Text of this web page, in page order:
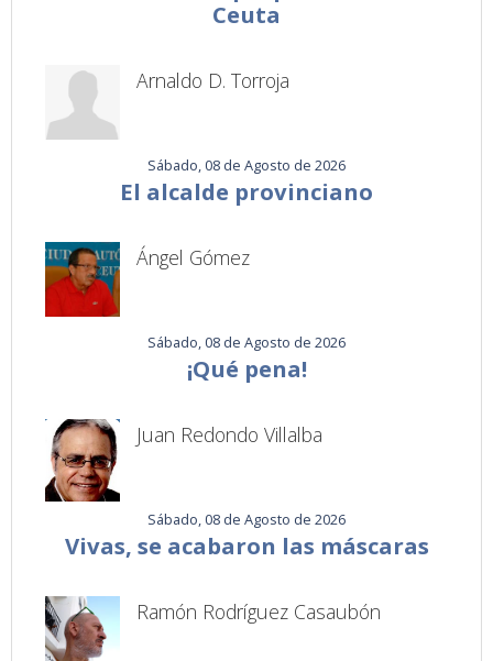
Ceuta
Arnaldo D. Torroja
Sábado, 08 de Agosto de 2026
El alcalde provinciano
Ángel Gómez
Sábado, 08 de Agosto de 2026
¡Qué pena!
Juan Redondo Villalba
Sábado, 08 de Agosto de 2026
Vivas, se acabaron las máscaras
Ramón Rodríguez Casaubón